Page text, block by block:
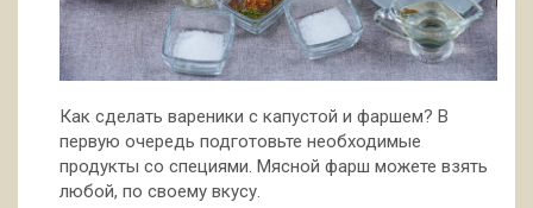
Как сделать вареники с капустой и фаршем? В
первую очередь подготовьте необходимые
продукты со специями. Мясной фарш можете взять
любой, по своему вкусу.